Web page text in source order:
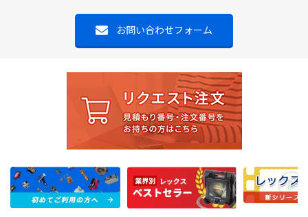
お問い合わせフォーム